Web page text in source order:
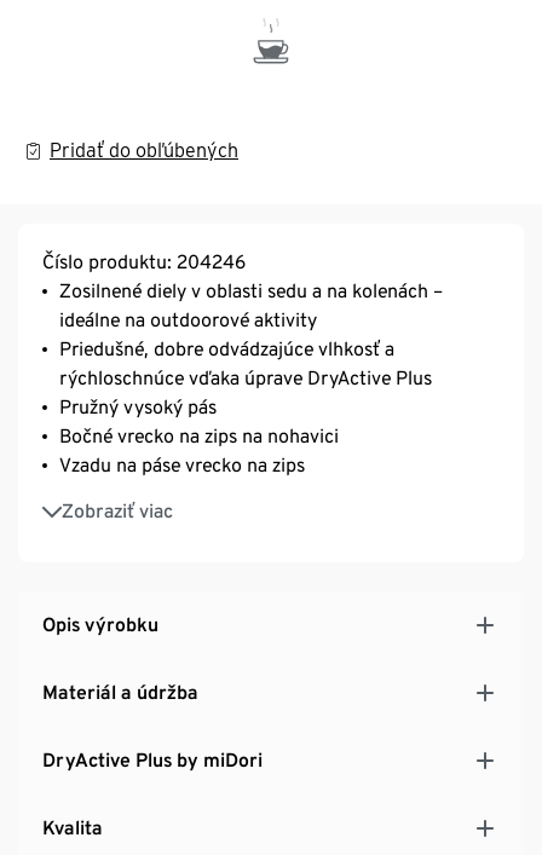
Pridať do obľúbených
Číslo produktu: 204246
Zosilnené diely v oblasti sedu a na kolenách –
ideálne na outdoorové aktivity
Priedušné, dobre odvádzajúce vlhkosť a
rýchloschnúce vďaka úprave DryActive Plus
Pružný vysoký pás
Bočné vrecko na zips na nohavici
Vzadu na páse vrecko na zips
Zobraziť viac
S elastanom: tvarovo stála, perfektne sedí a zároveň
Opis výrobku
Materiál a údržba
DryActive Plus by miDori
Kvalita